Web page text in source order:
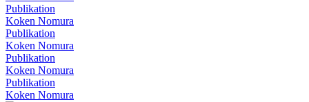
Publikation
Koken Nomura
Publikation
Koken Nomura
Publikation
Koken Nomura
Publikation
Koken Nomura